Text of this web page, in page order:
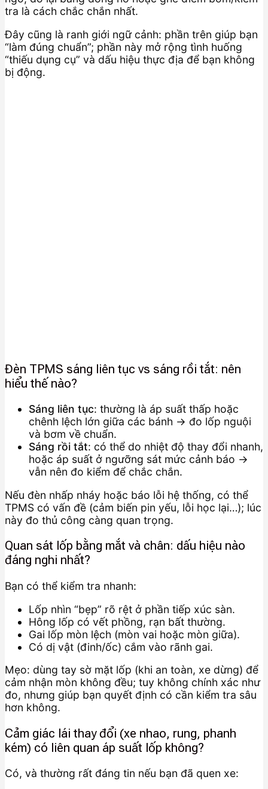
tra là cách chắc chắn nhất.
Đây cũng là ranh giới ngữ cảnh: phần trên giúp bạn
“làm đúng chuẩn”; phần này mở rộng tình huống
“thiếu dụng cụ” và dấu hiệu thực địa để bạn không
bị động.
Đèn TPMS sáng liên tục vs sáng rồi tắt: nên
hiểu thế nào?
Sáng liên tục: thường là áp suất thấp hoặc
chênh lệch lớn giữa các bánh → đo lốp nguội
và bơm về chuẩn.
Sáng rồi tắt: có thể do nhiệt độ thay đổi nhanh,
hoặc áp suất ở ngưỡng sát mức cảnh báo →
vẫn nên đo kiểm để chắc chắn.
Nếu đèn nhấp nháy hoặc báo lỗi hệ thống, có thể
TPMS có vấn đề (cảm biến pin yếu, lỗi học lại…); lúc
này đo thủ công càng quan trọng.
Quan sát lốp bằng mắt và chân: dấu hiệu nào
đáng nghi nhất?
Bạn có thể kiểm tra nhanh:
Lốp nhìn “bẹp” rõ rệt ở phần tiếp xúc sàn.
Hông lốp có vết phồng, rạn bất thường.
Gai lốp mòn lệch (mòn vai hoặc mòn giữa).
Có dị vật (đinh/ốc) cắm vào rãnh gai.
Mẹo: dùng tay sờ mặt lốp (khi an toàn, xe dừng) để
cảm nhận mòn không đều; tuy không chính xác như
đo, nhưng giúp bạn quyết định có cần kiểm tra sâu
hơn không.
Cảm giác lái thay đổi (xe nhao, rung, phanh
kém) có liên quan áp suất lốp không?
Có, và thường rất đáng tin nếu bạn đã quen xe: